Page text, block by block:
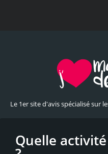
Le 1er site d'avis spécialisé sur
Quelle